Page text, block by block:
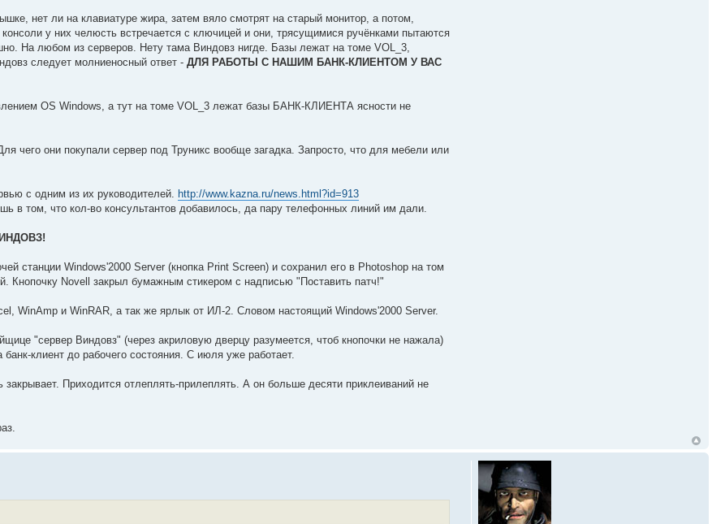
нет ли на клавиатуре жира, затем вяло смотрят на старый монитор, а потом,
у них челюсть встречается с ключицей и они, трясущимися ручёнками пытаются
На любом из серверов. Нету тама Виндовз нигде. Базы лежат на томе VOL_3,
следует молниеносный ответ - ДЛЯ РАБОТЫ С НАШИМ БАНК-КЛИЕНТОМ У ВАС
OS Windows, а тут на томе VOL_3 лежат базы БАНК-КЛИЕНТА ясности не
чего они покупали сервер под Труникс вообще загадка. Запросто, что для мебели или
с одним из их руководителей. http://www.kazna.ru/news.html?id=913
в том, что кол-во консультантов добавилось, да пару телефонных линий им дали.
станции Windows'2000 Server (кнопка Print Screen) и сохранил его в Photoshop на том
Кнопочку Novell закрыл бумажным стикером с надписью "Поставить патч!"
WinAmp и WinRAR, а так же ярлык от ИЛ-2. Словом настоящий Windows'2000 Server.
"сервер Виндовз" (через акриловую дверцу разумеется, чтоб кнопочки не нажала)
клиент до рабочего состояния. С июля уже работает.
Приходится отлеплять-прилеплять. А он больше десяти приклеиваний не